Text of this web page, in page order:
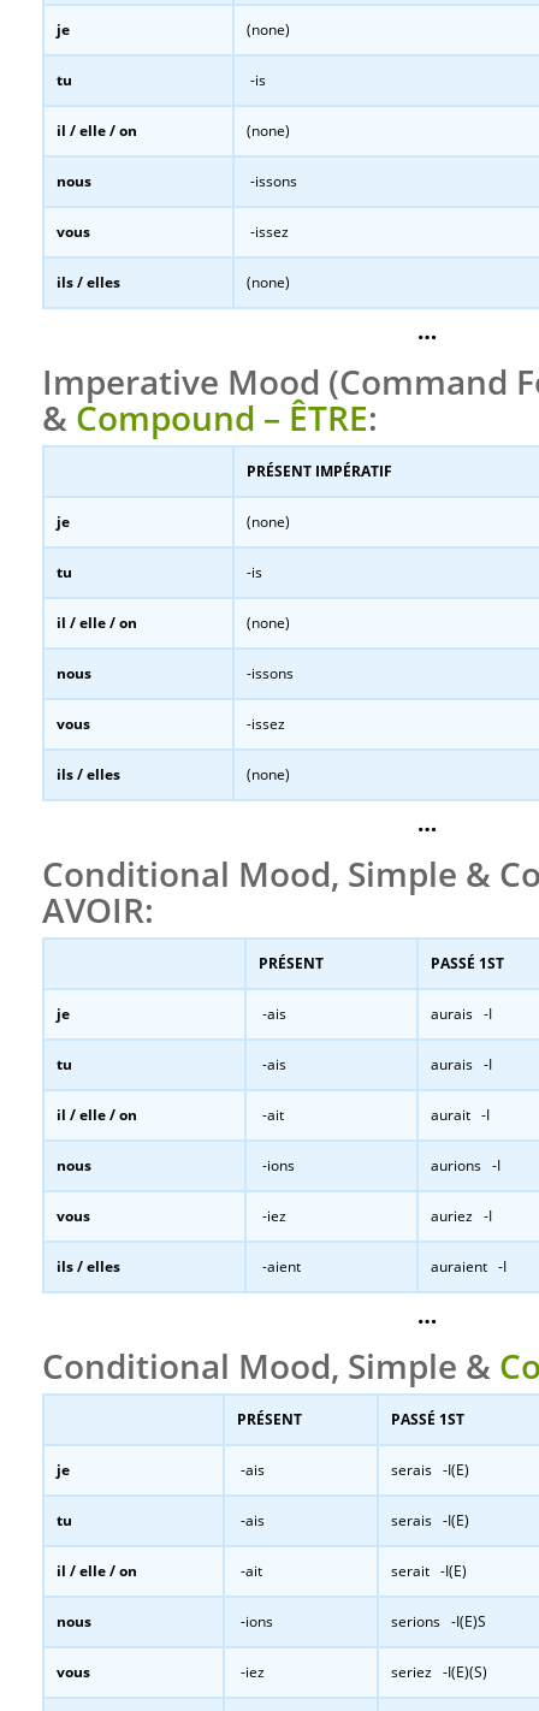
je (none)
tu -is
il / elle / on (none)
nous -issons
vous -issez
ils / elles (none)
…
Imperative Mood (Command
& Compound – ÊTRE:
PRÉSENT IMPÉRATIF
je (none)
tu -is
il / elle / on (none)
nous -issons
vous -issez
ils / elles (none)
…
Conditional Mood, Simple &
AVOIR:
PRÉSENT PASSÉ 1ST
je -ais aurais -I
tu -ais aurais -I
il / elle / on -ait aurait -I
nous -ions aurions -I
vous -iez auriez -I
ils / elles -aient auraient -I
…
Conditional Mood, Simple &
PRÉSENT PASSÉ 1ST
je -ais serais -I(E)
tu -ais serais -I(E)
il / elle / on -ait serait -I(E)
nous -ions serions -I(E)S
vous -iez seriez -I(E)(S)